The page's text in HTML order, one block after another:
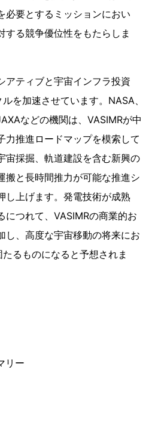
必要とするミッションにおい
する競争優位性をもたらしま
アティブと宇宙インフラ投資
を加速させています。NASA、
などの機関は、VASIMRが中
力推進ロードマップを模索して
宙採掘、軌道建設を含む新興の
搬と長時間推力が可能な推進シ
し上げます。発電技術が成熟
につれて、VASIMRの商業的お
し、高度な宇宙移動の将来にお
るものになると予想されま
リー